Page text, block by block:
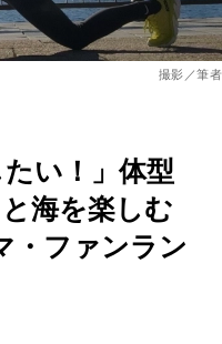
撮影／筆者
い！」体型
海を楽しむ
・ファンラン